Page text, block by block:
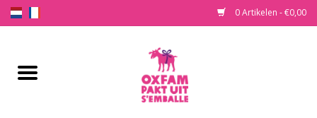
0 Artikelen - €0,00
Home